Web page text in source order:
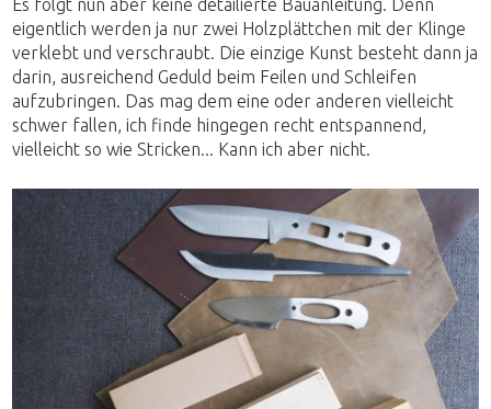
Es folgt nun aber keine detailierte Bauanleitung. Denn
eigentlich werden ja nur zwei Holzplättchen mit der Klinge
verklebt und verschraubt. Die einzige Kunst besteht dann ja
darin, ausreichend Geduld beim Feilen und Schleifen
aufzubringen. Das mag dem eine oder anderen vielleicht
schwer fallen, ich finde hingegen recht entspannend,
vielleicht so wie Stricken... Kann ich aber nicht.